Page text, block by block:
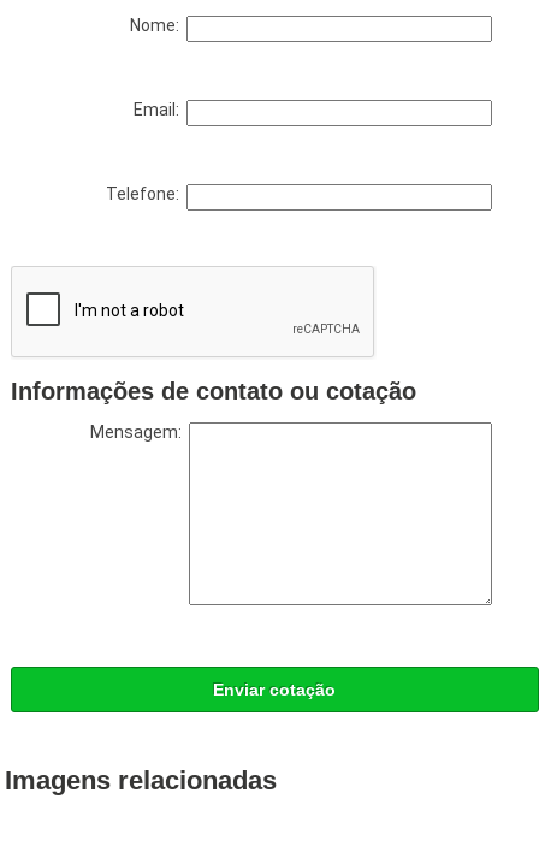
Nome:
Email:
Telefone:
Informações de contato ou cotação
Mensagem:
Enviar cotação
Imagens relacionadas